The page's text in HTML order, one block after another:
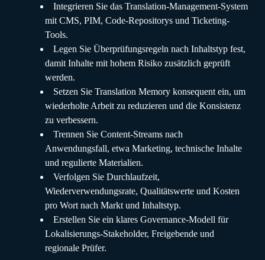
Integrieren Sie das Translation-Management-System
mit CMS, PIM, Code-Repositorys und Ticketing-
Tools.
Legen Sie Überprüfungsregeln nach Inhaltstyp fest,
damit Inhalte mit hohem Risiko zusätzlich geprüft
werden.
Setzen Sie Translation Memory konsequent ein, um
wiederholte Arbeit zu reduzieren und die Konsistenz
zu verbessern.
Trennen Sie Content-Streams nach
Anwendungsfall, etwa Marketing, technische Inhalte
und regulierte Materialien.
Verfolgen Sie Durchlaufzeit,
Wiederverwendungsrate, Qualitätswerte und Kosten
pro Wort nach Markt und Inhaltstyp.
Erstellen Sie ein klares Governance-Modell für
Lokalisierungs-Stakeholder, Freigebende und
regionale Prüfer.